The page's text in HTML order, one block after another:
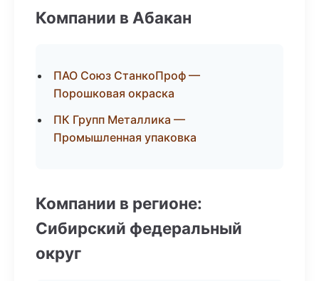
Компании в Абакан
ПАО Союз СтанкоПроф —
Порошковая окраска
ПК Групп Металлика —
Промышленная упаковка
Компании в регионе:
Сибирский федеральный
округ